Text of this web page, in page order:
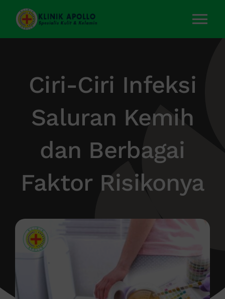
Skip
content
Layanan Kami
Tentang Kami
Kontak Kami
Ciri-Ciri Infeksi
Saluran Kemih
dan Berbagai
Faktor Risikonya